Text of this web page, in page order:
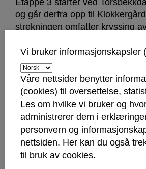
Etappe 3 starter ved
og går derfra opp til
strekningen omfatter kryssing
fra til Alvim renseanlegg.
Transportetappe 4 (T4)
Etappe 4 er utslippsledningen
renseanlegg til Glomma. På
både jernbanen og Alvimveien.
et stykke vestover i Glomma for
Vi bruker informasjonskapsler
Våre nettsider benytter
(cookies) til oversettelse,
Les om hvilke vi bruker og
administrerer dem i
personvern og
nettsiden. Her kan du også
til bruk av cookies.